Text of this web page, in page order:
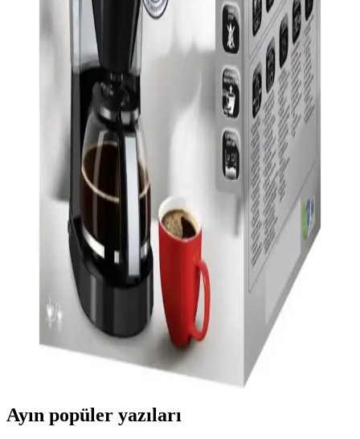
Sinbo SCM-2938 kahve makinesi, şık tasarımı, pratik kullanımı ve
sıcak tutma özelliğiyle öne çıkar. 1-2 litre kapasitesiyle ev ve ofis
ihtiyaçlarını karşılar, hijyen ve hafiflik sağlar.
Türk Kahve Makineleri Karşılaştırması: Arzum
Okka Rich Spin ve Karaca Hatır Özellikleri
İşte Arzum Okka Rich Spin ve Karaca Hatır kahve makinelerinin
detaylı karşılaştırması. Güç, kapasite, kullanım kolaylığı ve kullanıcı
memnuniyetine odaklanıyoruz.
Krups Tam Otomatik Kahve Makinesi Özellikleri ve
Kullanım İpuçları
Krups tam otomatik kahve makineleri, kullanımı kolay otomasyon
ve ayar seçenekleriyle kahve hazırlığını pratik hale getirir, düzenli
bakım ile uzun ömür sağlar.
Melitta Easy Top: Elektronik Ev Aletleri ve Kahve
Çay Demleme Teknolojileri Üzerine Değerlendirme
Melitta Easy Top, kahve ve çay demleme makineleri alanında yer
alan bir ürün olup, teknik detaylar ve performans hakkında bilgi
sınırlıdır. Daha fazla araştırma gerektirir.
Ayın popüler yazıları